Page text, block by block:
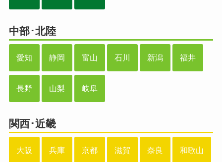
中部･北陸
愛知 静岡 富山 石川 新潟 福井
長野 山梨 岐阜
関西･近畿
大阪 兵庫 京都 滋賀 奈良 和歌山